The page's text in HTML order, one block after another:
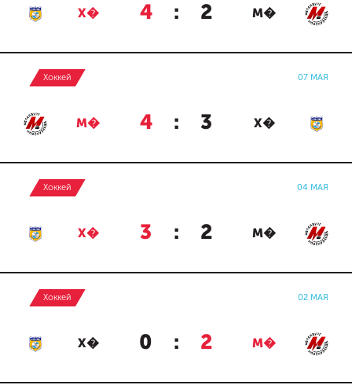
Х� 4 : 2 М�
Хоккей 07 МАЯ
М� 4 : 3 Х�
Хоккей 04 МАЯ
Х� 3 : 2 М�
Хоккей 02 МАЯ
Х� 0 : 2 М�